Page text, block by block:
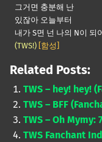
그거면 충분해 난
있잖아 오늘부터
내가 S면 넌 나의 N이 되
(TWS!) [함성]
Related Posts:
TWS – hey! hey!
TWS – BFF
TWS – Oh Mymy:
TWS Fanchant